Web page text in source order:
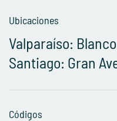
Ubicaciones
Valparaíso: Blanco
Santiago: Gran
Códigos